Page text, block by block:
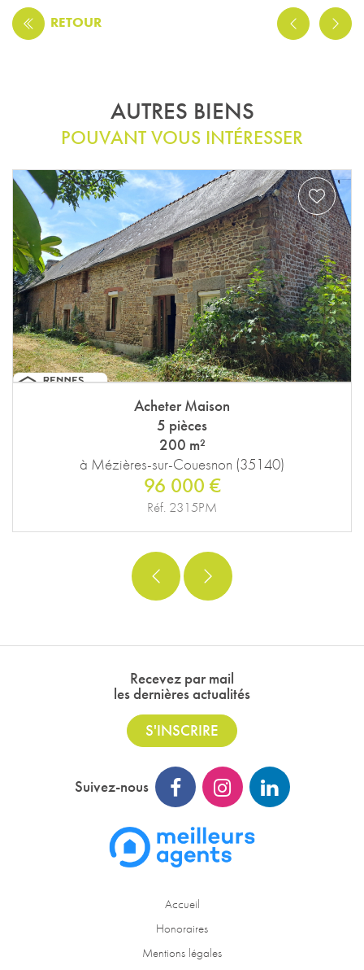
RETOUR
AUTRES BIENS
POUVANT VOUS INTÉRESSER
Acheter Maison
5 pièces
200 m²
à Mézières-sur-Couesnon (35140)
96 000 €
Réf. 2315PM
Recevez par mail
les dernières actualités
S'INSCRIRE
Suivez-nous
Accueil
Honoraires
Mentions légales